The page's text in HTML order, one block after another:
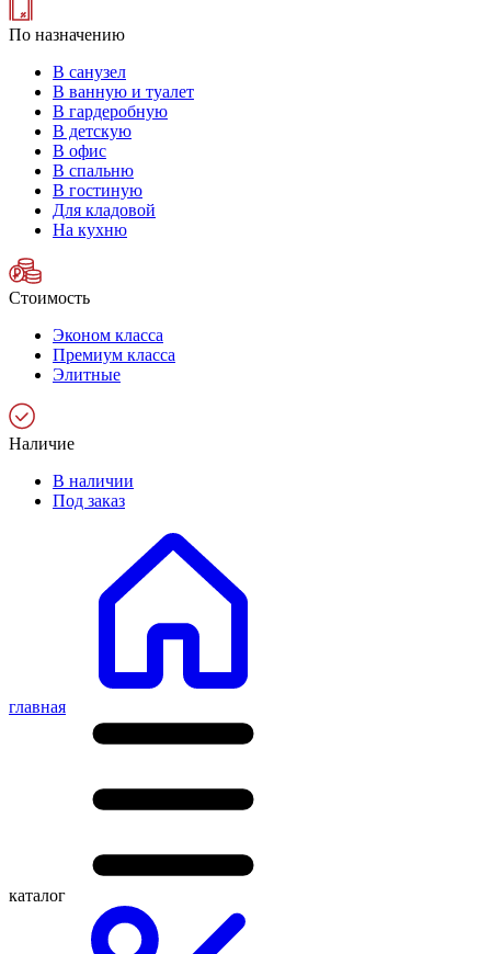
По назначению
В санузел
В ванную и туалет
В гардеробную
В детскую
В офис
В спальню
В гостиную
Для кладовой
На кухню
Стоимость
Эконом класса
Премиум класса
Элитные
Наличие
В наличии
Под заказ
главная
каталог